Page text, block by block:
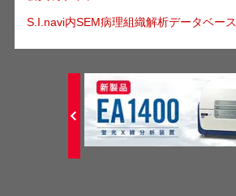
S.I.navi内SEM病理組織解析データベース